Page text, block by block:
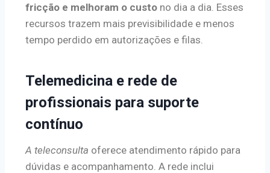
fricção e melhoram o custo no dia a dia. Esses
recursos trazem mais previsibilidade e menos
tempo perdido em autorizações e filas.
Telemedicina e rede de
profissionais para suporte
contínuo
A teleconsulta oferece atendimento rápido para
dúvidas e acompanhamento. A rede inclui